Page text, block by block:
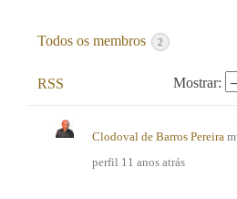
Todos os membros 2
RSS Mostrar:
Clodoval de Barros Pereira
perfil 11 anos atrás